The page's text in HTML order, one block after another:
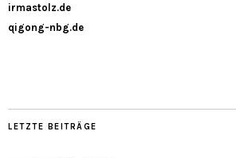
irmastolz.de
qigong-nbg.de
LETZTE BEITRÄGE